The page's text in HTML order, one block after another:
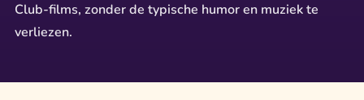
Club-films, zonder de typische humor en muziek te
verliezen.